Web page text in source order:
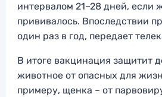
интервалом 21–28 дней, если
прививалось. Впоследствии
один раз в год, передает
В итоге вакцинация защитит
животное от опасных для
примеру, щенка – от